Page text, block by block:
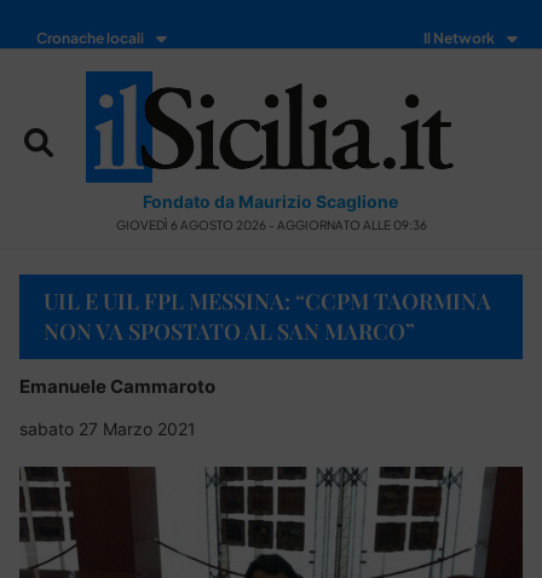
Cronache locali Il Network
Fondato da Maurizio Scaglione
GIOVEDÌ 6 AGOSTO 2026 - AGGIORNATO ALLE 09:36
UIL E UIL FPL MESSINA: “CCPM TAORMINA
NON VA SPOSTATO AL SAN MARCO”
Emanuele Cammaroto
sabato 27 Marzo 2021